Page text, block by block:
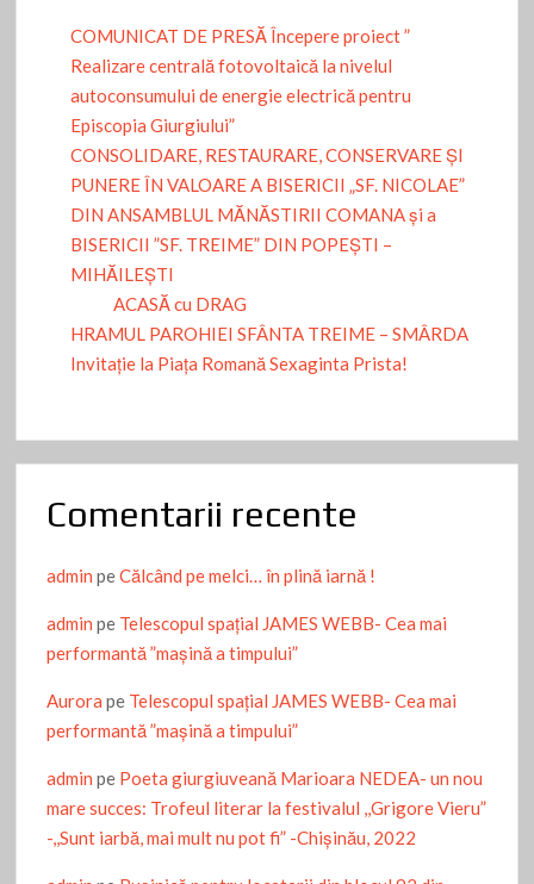
COMUNICAT DE PRESĂ Începere proiect ”
Realizare centrală fotovoltaică la nivelul
autoconsumului de energie electrică pentru
Episcopia Giurgiului”
CONSOLIDARE, RESTAURARE, CONSERVARE ȘI
PUNERE ÎN VALOARE A BISERICII „SF. NICOLAE”
DIN ANSAMBLUL MĂNĂSTIRII COMANA și a
BISERICII ”SF. TREIME” DIN POPEȘTI –
MIHĂILEȘTI
ACASĂ cu DRAG
HRAMUL PAROHIEI SFÂNTA TREIME – SMÂRDA
Invitație la Piața Romană Sexaginta Prista!
Comentarii recente
admin peCălcând pe melci… în plină iarnă !
admin pe Telescopul spațial JAMES WEBB- Cea mai
performantă ”mașină a timpului”
Aurora pe Telescopul spațial JAMES WEBB- Cea mai
performantă ”mașină a timpului”
admin pe Poeta giurgiuveană Marioara NEDEA- un nou
mare succes: Trofeul literar la festivalul ,,Grigore Vieru”
-,,Sunt iarbă, mai mult nu pot fi” -Chişinău, 2022